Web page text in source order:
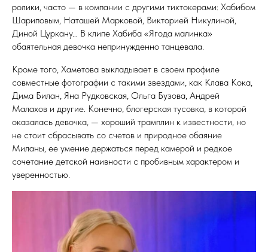
ролики, часто — в компании с другими тиктокерами: Хабибом
Шариповым, Наташей Марковой, Викторией Никулиной,
Диной Цуркану… В клипе Хабиба «Ягода малинка»
обаятельная девочка непринужденно танцевала.
Кроме того, Хаметова выкладывает в своем профиле
совместные фотографии с такими звездами, как Клава Кока,
Дима Билан, Яна Рудковская, Ольга Бузова, Андрей
Малахов и другие. Конечно, блогерская тусовка, в которой
оказалась девочка, — хороший трамплин к известности, но
не стоит сбрасывать со счетов и природное обаяние
Миланы, ее умение держаться перед камерой и редкое
сочетание детской наивности с пробивным характером и
уверенностью.